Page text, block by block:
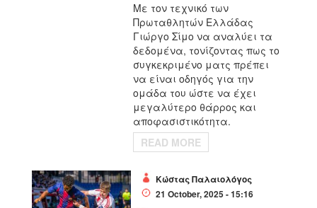
Με τον τεχνικό των
Πρωταθλητών Ελλάδας
Γιώργο Σίμο να αναλύει τα
δεδομένα, τονίζοντας πως το
συγκεκριμένο ματς πρέπει
να είναι οδηγός για την
ομάδα του ώστε να έχει
μεγαλύτερο θάρρος και
αποφασιστικότητα.
READ MORE
Κώστας Παλαιολόγος
21 October, 2025 - 15:16